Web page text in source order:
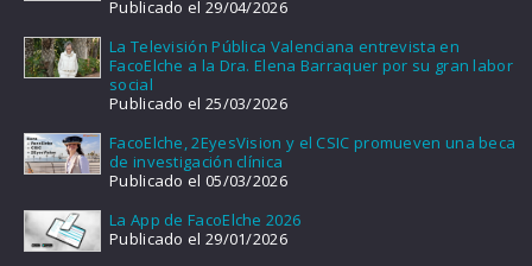
Publicado el 29/04/2026
La Televisión Pública Valenciana entrevista en
FacoElche a la Dra. Elena Barraquer por su gran labor
social
Publicado el 25/03/2026
FacoElche, 2EyesVision y el CSIC promueven una beca
de investigación clínica
Publicado el 05/03/2026
La App de FacoElche 2026
Publicado el 29/01/2026